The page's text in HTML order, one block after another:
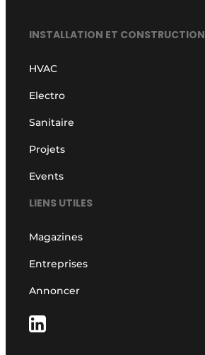
INSTALLATION ET CONSTRUCTION
HVAC
Electro
Sanitaire
Projets
Events
LIENS UTILES
Magazines
Entreprises
Annoncer